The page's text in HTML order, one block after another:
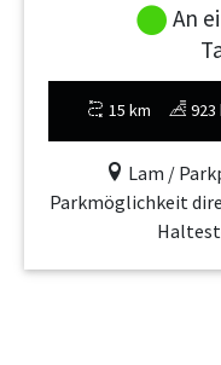
An
15 km 923
Lam /
Parkmöglichkeit